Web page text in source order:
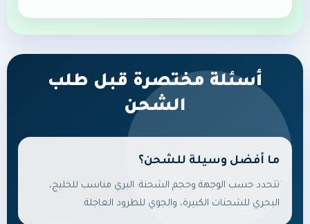
أسئلة مختصرة قبل طلب
الشحن
ما أفضل وسيلة للشحن؟
تتحدد حسب الوجهة وحجم الشحنة: البري مناسب للخليج،
البحري للشحنات الكبيرة، والجوي للطرود العاجلة.